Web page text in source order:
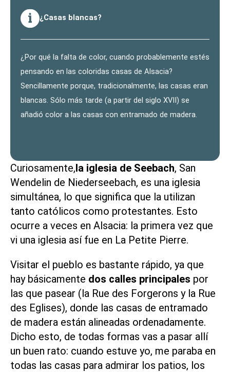
¿Casas blancas?
¿Por qué la falta de color, cuando probablemente estés
pensando en las coloridas casas de Alsacia?
Sencillamente porque, tradicionalmente, las casas eran
blancas. Sólo más tarde (a partir del siglo XVII) se
añadió color a las casas con entramado de madera.
Curiosamente,la iglesia de Seebach, San
Wendelin de Niederseebach, es una iglesia
simultánea, lo que significa que la utilizan
tanto católicos como protestantes. Esto
ocurre a veces en Alsacia: la primera vez que
vi una iglesia así fue en La Petite Pierre.
Visitar el pueblo es bastante rápido, ya que
hay básicamente dos calles principales por
las que pasear (la Rue des Forgerons y la Rue
des Eglises), donde las casas de entramado
de madera están alineadas ordenadamente.
Dicho esto, de todas formas vas a pasar allí
un buen rato: cuando estuve yo, me paraba en
todas las casas para admirar los patios, los